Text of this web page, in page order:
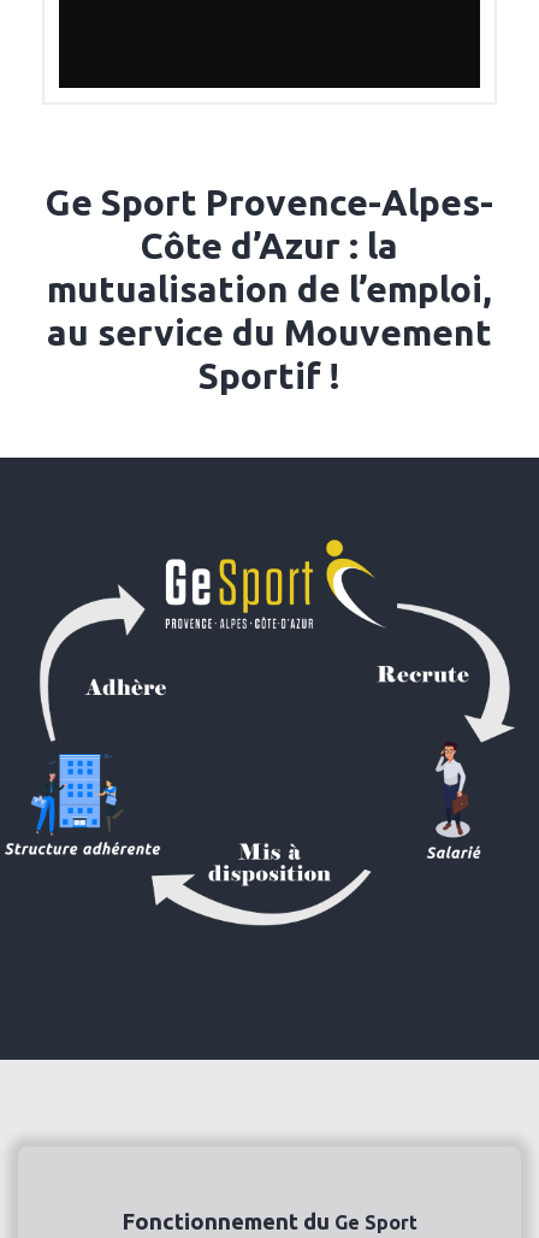
Ge Sport Provence-Alpes-
Côte d’Azur : la
mutualisation de l’emploi,
au service du Mouvement
Sportif !
Fonctionnement du Ge Sport